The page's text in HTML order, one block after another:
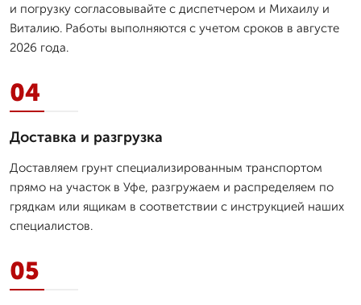
и погрузку согласовывайте с диспетчером и Михаилу и
Виталию. Работы выполняются с учетом сроков в августе
2026 года.
04
Доставка и разгрузка
Доставляем грунт специализированным транспортом
прямо на участок в Уфе, разгружаем и распределяем по
грядкам или ящикам в соответствии с инструкцией наших
специалистов.
05